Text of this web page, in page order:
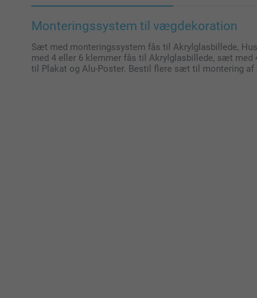
Monteringssystem til vægdekoration
Sæt med monteringssystem fås til Akrylglasbillede,
med 4 eller 6 klemmer fås til Akrylglasbillede, sæt
til Plakat og Alu-Poster. Bestil flere sæt til montering af